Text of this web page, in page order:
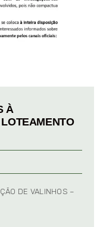
À
DE VALINHOS –